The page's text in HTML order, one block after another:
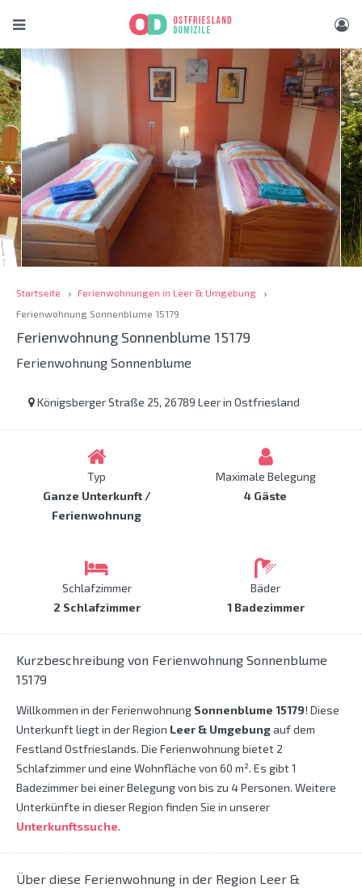
Startseite
Ferienwohnungen in Leer & Umgebung
Ferienwohnung Sonnenblume 15179
Ferienwohnung Sonnenblume 15179
Ferienwohnung Sonnenblume
Königsberger Straße 25, 26789 Leer in Ostfriesland
Typ
Ganze Unterkunft /
Ferienwohnung
Maximale Belegung
4 Gäste
Schlafzimmer
2 Schlafzimmer
Bäder
1 Badezimmer
Kurzbeschreibung von Ferienwohnung Sonnenblume
15179
Willkommen in der Ferienwohnung Sonnenblume 15179! Diese
Unterkunft liegt in der Region Leer & Umgebungauf dem
Festland Ostfrieslands. Die Ferienwohnung bietet 2
Schlafzimmer und eine Wohnfläche von 60 m². Es gibt 1
Badezimmer bei einer Belegung von bis zu 4 Personen. Weitere
Unterkünfte in dieser Region finden Sie in unserer
Unterkunftssuche.
Über diese Ferienwohnung in der Region Leer &